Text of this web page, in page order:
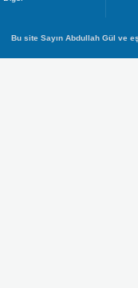
Bu site Sayın Abdullah Gül ve